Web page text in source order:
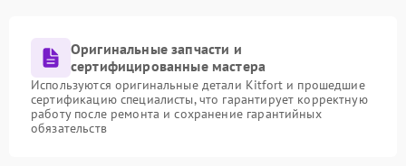
Оригинальные запчасти и
сертифицированные мастера
Используются оригинальные детали Kitfort и прошедшие
сертификацию специалисты, что гарантирует корректную
работу после ремонта и сохранение гарантийных
обязательств